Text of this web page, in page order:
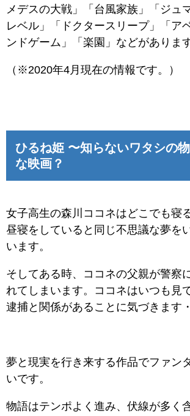
メデスの大戦」「台風家族」「ジュ
レベル」「ドクタースリープ」「ア
ンドゲーム」「楽園」などがあります
（※2020年4月現在の情報です。）
ひるね姫 〜知らないワタシの
な映画？
女子高生の森川ココネはどこでも寝
昼寝をしていると同じ不思議な夢を
います。
そしてある時、ココネの父親が警察
れてしまいます。ココネはいつも見
逮捕と関係があることに気づきます
夢と現実を行き来する作品でファン
いです。
物語はテンポよく進み、伏線が多く